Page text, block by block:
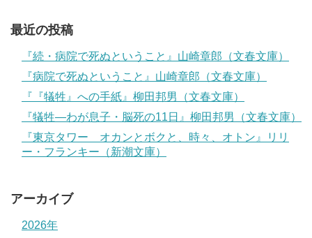
最近の投稿
『続・病院で死ぬということ』山崎章郎（文春文庫）
『病院で死ぬということ』山崎章郎（文春文庫）
『『犠牲』への手紙』柳田邦男（文春文庫）
『犠牲―わが息子・脳死の11日』柳田邦男（文春文庫）
『東京タワー オカンとボクと、時々、オトン』リリ
ー・フランキー（新潮文庫）
アーカイブ
2026年